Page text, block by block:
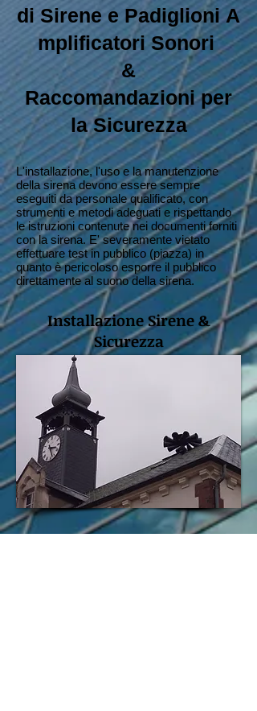
di Sirene e Padiglioni A
mplificatori Sonori
&
Raccomandazioni per
la Sicurezza
L'installazione, l'uso e la manutenzione
della sirena devono essere sempre
eseguiti da personale qualificato, con
strumenti e metodi adeguati e rispettando
le istruzioni contenute nei documenti forniti
con la sirena. E' severamente vietato
effettuare test in pubblico (piazza) in
quanto è pericoloso esporre il pubblico
direttamente al suono della sirena.
Installazione Sirene &
Sicurezza